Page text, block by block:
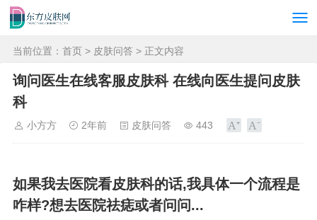
当前位置： 首页 > 皮肤问答 > 正文内容
询问医生在线客服皮肤科 在线向医生提问皮肤
科
小方方 2年前 皮肤问答 443
如果我去医院看皮肤科的话,我具体一个流程是
咋样?想去医院祛痣或者问问...